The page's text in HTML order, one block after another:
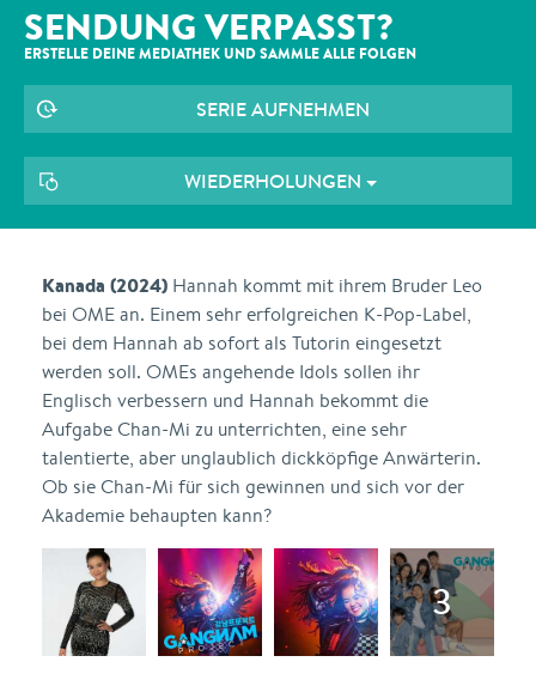
SENDUNG VERPASST?
ERSTELLE DEINE MEDIATHEK UND SAMMLE ALLE FOLGEN
SERIE AUFNEHMEN
WIEDERHOLUNGEN
Kanada (2024) Hannah kommt mit ihrem Bruder Leo
bei OME an. Einem sehr erfolgreichen K-Pop-Label,
bei dem Hannah ab sofort als Tutorin eingesetzt
werden soll. OMEs angehende Idols sollen ihr
Englisch verbessern und Hannah bekommt die
Aufgabe Chan-Mi zu unterrichten, eine sehr
talentierte, aber unglaublich dickköpfige Anwärterin.
Ob sie Chan-Mi für sich gewinnen und sich vor der
Akademie behaupten kann?